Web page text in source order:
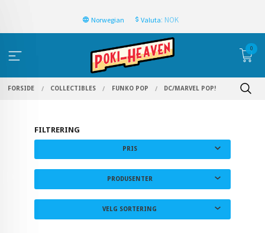
Norwegian Valuta: NOK
0
FORSIDE COLLECTIBLES FUNKO POP DC/MARVEL POP!
FILTRERING
PRIS
PRODUSENTER
VELG SORTERING